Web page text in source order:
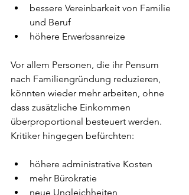
bessere Vereinbarkeit von Familie
und Beruf
höhere Erwerbsanreize
Vor allem Personen, die ihr Pensum
nach Familiengründung reduzieren,
könnten wieder mehr arbeiten, ohne
dass zusätzliche Einkommen
überproportional besteuert werden.
Kritiker hingegen befürchten:
höhere administrative Kosten
mehr Bürokratie
neue Ungleichheiten